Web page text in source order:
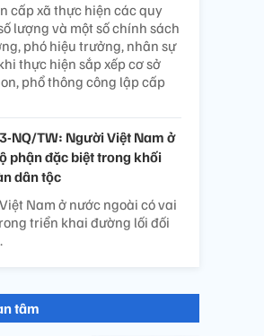
cấp xã thực hiện các quy
lượng và một số chính sách
phó hiệu trưởng, nhân sự
thực hiện sắp xếp cơ sở
phổ thông công lập cấp
NQ/TW: Người Việt Nam ở
phận đặc biệt trong khối
dân tộc
Nam ở nước ngoài có vai
triển khai đường lối đối
tâm